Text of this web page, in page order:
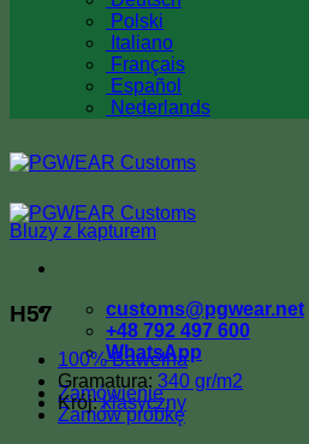
Polski
Italiano
Français
Español
Nederlands
customs@pgwear.net
+48 792 497 600
WhatsApp
Zamówienie
Zamów próbkę
Bluzy z kapturem
H57
100% Bawełna
Gramatura: 340 gr/m2
Krój:klasyczny